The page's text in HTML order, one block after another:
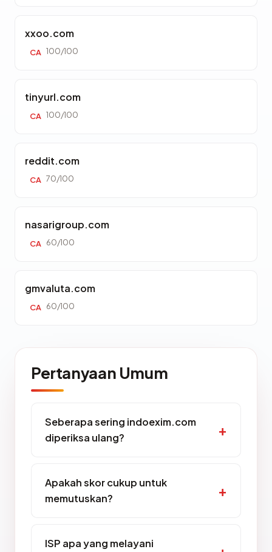
xxoo.com
CA 100/100
tinyurl.com
CA 100/100
reddit.com
CA 70/100
nasarigroup.com
CA 60/100
gmvaluta.com
CA 60/100
Pertanyaan Umum
Seberapa sering indoexim.com
diperiksa ulang?
Apakah skor cukup untuk
memutuskan?
ISP apa yang melayani